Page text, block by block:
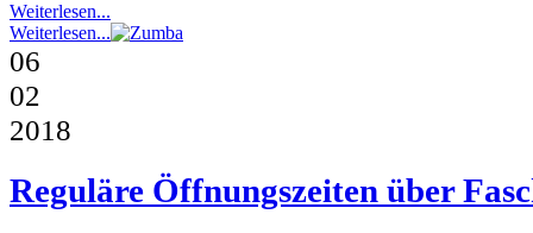
Weiterlesen...
Weiterlesen...
06
02
2018
Reguläre Öffnungszeiten über